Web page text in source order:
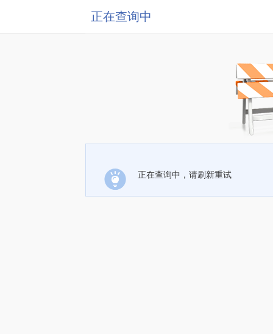
正在查询中
正在查询中，请刷新重试